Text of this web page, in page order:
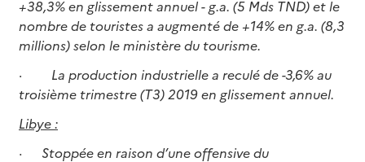
+38,3% en glissement annuel - g.a. (5 Mds TND) et le
nombre de touristes a augmenté de +14% en g.a. (8,3
millions) selon le ministère du tourisme.
· La production industrielle a reculé de -3,6% au
troisième trimestre (T3) 2019 en glissement annuel.
Libye :
· Stoppée en raison d’une offensive du